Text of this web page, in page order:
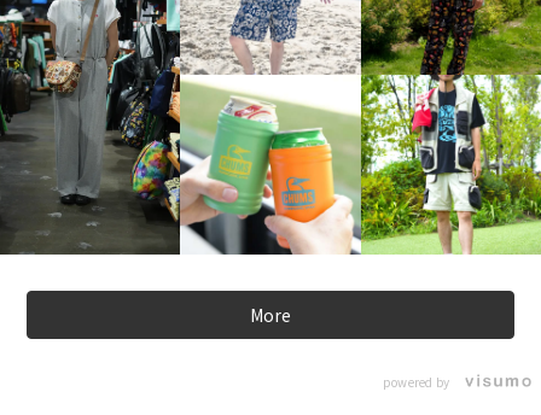
More
powered by